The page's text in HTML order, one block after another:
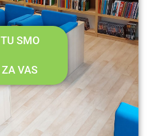
TU SMO
ZA VAS